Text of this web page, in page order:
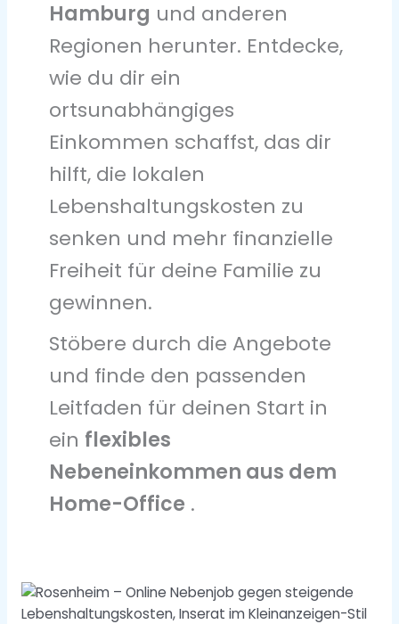
Hamburg und anderen
Regionen herunter. Entdecke,
wie du dir ein
ortsunabhängiges
Einkommen schaffst, das dir
hilft, die lokalen
Lebenshaltungskosten zu
senken und mehr finanzielle
Freiheit für deine Familie zu
gewinnen.
Stöbere durch die Angebote
und finde den passenden
Leitfaden für deinen Start in
ein flexibles
Nebeneinkommen aus dem
Home-Office .
Online
Nebenjob